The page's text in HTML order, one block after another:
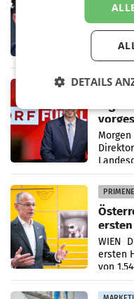
Der
köpfige
WIEN
ersten
von
einem
DETAILS